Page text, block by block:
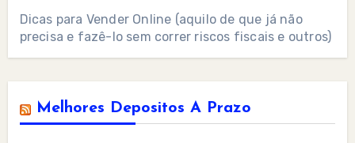
Dicas para Vender Online (aquilo de que já não
precisa e fazê-lo sem correr riscos fiscais e outros)
Melhores Depositos A Prazo